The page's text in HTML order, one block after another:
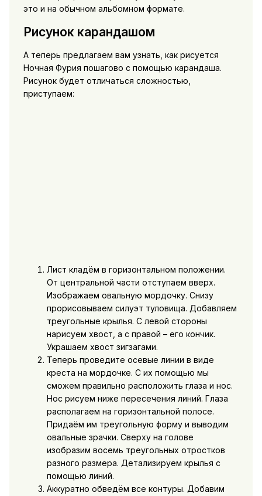
это и на обычном альбомном формате.
Рисунок карандашом
А теперь предлагаем вам узнать, как рисуется
Ночная Фурия пошагово с помощью карандаша.
Рисунок будет отличаться сложностью,
приступаем:
Лист кладём в горизонтальном положении.
От центральной части отступаем вверх.
Изображаем овальную мордочку. Снизу
прорисовываем силуэт туловища. Добавляем
треугольные крылья. С левой стороны
нарисуем хвост, а с правой – его кончик.
Украшаем хвост зигзагами.
Теперь проведите осевые линии в виде
креста на мордочке. С их помощью мы
сможем правильно расположить глаза и нос.
Нос рисуем ниже пересечения линий. Глаза
располагаем на горизонтальной полосе.
Придаём им треугольную форму и выводим
овальные зрачки. Сверху на голове
изобразим восемь треугольных отростков
разного размера. Детализируем крылья с
помощью линий.
Аккуратно обведём все контуры. Добавим